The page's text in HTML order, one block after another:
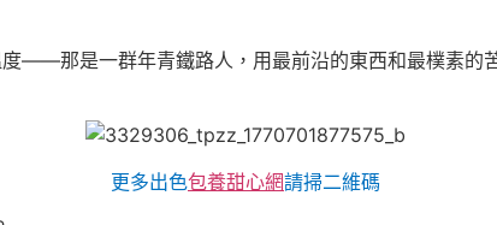
——那是一群年青鐵路人，用最前沿的東西和最樸素的
更多出色包養甜心網請掃二維碼